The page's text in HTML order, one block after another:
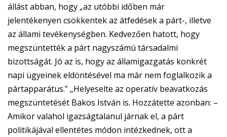
állást abban, hogy „az utóbbi időben már
jelentékenyen csökkentek az átfedések a párt-, illetve
az állami tevékenységben. Kedvezően hatott, hogy
megszüntették a párt nagyszámú társadalmi
bizottságát. Jó az is, hogy az államigazgatás konkrét
napi ügyeinek eldöntésével ma már nem foglalkozik a
pártapparátus.” „Helyeselte az operatív beavatkozás
megszüntetését Bakos István is. Hozzátette azonban: –
Amikor valahol igazságtalanul járnak el, a párt
politikájával ellentétes módon intézkednek, ott a